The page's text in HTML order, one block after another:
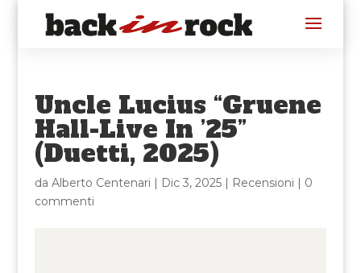
Uncle Lucius “Gruene
Hall-Live In ’25”
(Duetti, 2025)
da Alberto Centenari | Dic 3, 2025| Recensioni | 0
commenti